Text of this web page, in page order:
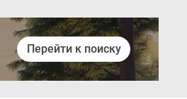
Перейти к поиску